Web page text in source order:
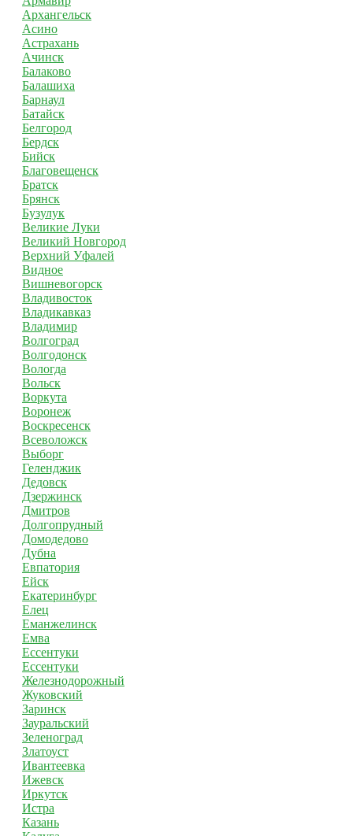
Архангельск
Асино
Астрахань
Ачинск
Балаково
Балашиха
Барнаул
Батайск
Белгород
Бердск
Бийск
Благовещенск
Братск
Брянск
Бузулук
Великие Луки
Великий Новгород
Верхний Уфалей
Видное
Вишневогорск
Владивосток
Владикавказ
Владимир
Волгоград
Волгодонск
Вологда
Вольск
Воркута
Воронеж
Воскресенск
Всеволожск
Выборг
Геленджик
Дедовск
Дзержинск
Дмитров
Долгопрудный
Домодедово
Дубна
Евпатория
Ейск
Екатеринбург
Елец
Еманжелинск
Емва
Ессентуки
Ессентуки
Железнодорожный
Жуковский
Заринск
Зауральский
Зеленоград
Златоуст
Ивантеевка
Ижевск
Иркутск
Истра
Казань